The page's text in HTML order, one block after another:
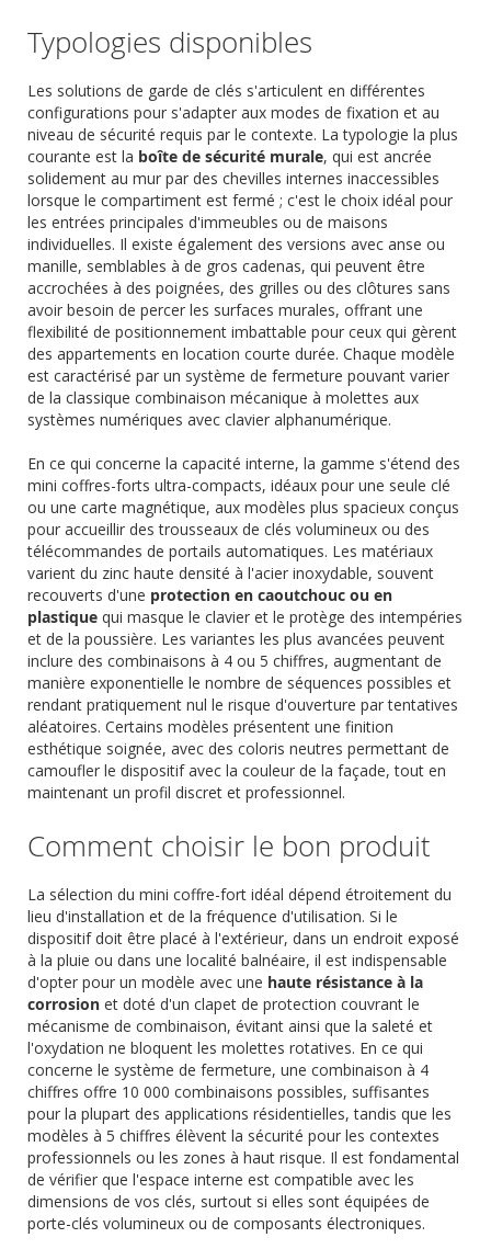
Typologies disponibles
Les solutions de garde de clés s'articulent en différentes
configurations pour s'adapter aux modes de fixation et au
niveau de sécurité requis par le contexte. La typologie la plus
courante est la boîte de sécurité murale, qui est ancrée
solidement au mur par des chevilles internes inaccessibles
lorsque le compartiment est fermé ; c'est le choix idéal pour
les entrées principales d'immeubles ou de maisons
individuelles. Il existe également des versions avec anse ou
manille, semblables à de gros cadenas, qui peuvent être
accrochées à des poignées, des grilles ou des clôtures sans
avoir besoin de percer les surfaces murales, offrant une
flexibilité de positionnement imbattable pour ceux qui gèrent
des appartements en location courte durée. Chaque modèle
est caractérisé par un système de fermeture pouvant varier
de la classique combinaison mécanique à molettes aux
systèmes numériques avec clavier alphanumérique.
En ce qui concerne la capacité interne, la gamme s'étend des
mini coffres-forts ultra-compacts, idéaux pour une seule clé
ou une carte magnétique, aux modèles plus spacieux conçus
pour accueillir des trousseaux de clés volumineux ou des
télécommandes de portails automatiques. Les matériaux
varient du zinc haute densité à l'acier inoxydable, souvent
recouverts d'une protection en caoutchouc ou en
plastique qui masque le clavier et le protège des intempéries
et de la poussière. Les variantes les plus avancées peuvent
inclure des combinaisons à 4 ou 5 chiffres, augmentant de
manière exponentielle le nombre de séquences possibles et
rendant pratiquement nul le risque d'ouverture par tentatives
aléatoires. Certains modèles présentent une finition
esthétique soignée, avec des coloris neutres permettant de
camoufler le dispositif avec la couleur de la façade, tout en
maintenant un profil discret et professionnel.
Comment choisir le bon produit
La sélection du mini coffre-fort idéal dépend étroitement du
lieu d'installation et de la fréquence d'utilisation. Si le
dispositif doit être placé à l'extérieur, dans un endroit exposé
à la pluie ou dans une localité balnéaire, il est indispensable
d'opter pour un modèle avec une haute résistance à la
corrosion et doté d'un clapet de protection couvrant le
mécanisme de combinaison, évitant ainsi que la saleté et
l'oxydation ne bloquent les molettes rotatives. En ce qui
concerne le système de fermeture, une combinaison à 4
chiffres offre 10 000 combinaisons possibles, suffisantes
pour la plupart des applications résidentielles, tandis que les
modèles à 5 chiffres élèvent la sécurité pour les contextes
professionnels ou les zones à haut risque. Il est fondamental
de vérifier que l'espace interne est compatible avec les
dimensions de vos clés, surtout si elles sont équipées de
porte-clés volumineux ou de composants électroniques.